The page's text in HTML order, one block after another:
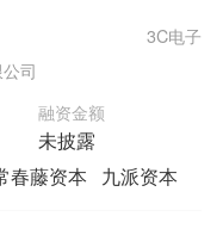
司
融资金额
未披露
3C电子
春藤资本 九派资本